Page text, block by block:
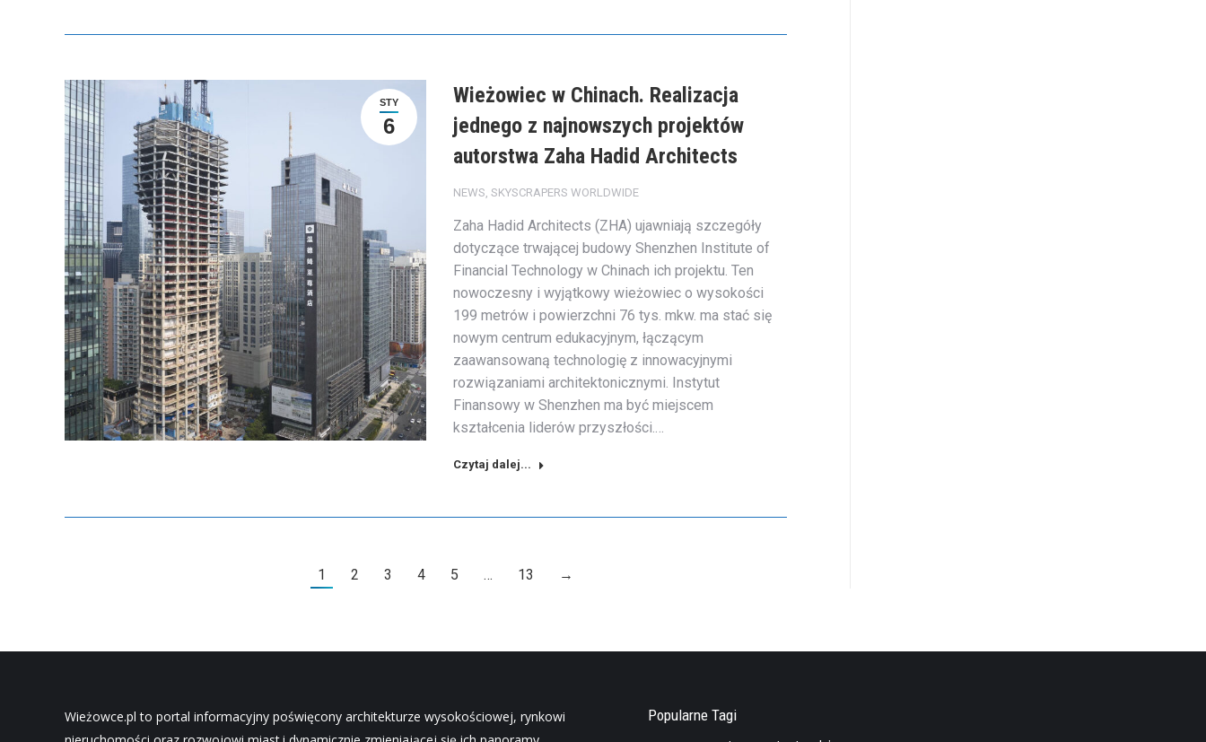
STY
6
Wieżowiec w Chinach. Realizacja
jednego z najnowszych projektów
autorstwa Zaha Hadid Architects
NEWS SKYSCRAPERS WORLDWIDE
Zaha Hadid Architects (ZHA) ujawniają szczegóły
dotyczące trwającej budowy Shenzhen Institute of
Financial Technology w Chinach ich projektu. Ten
nowoczesny i wyjątkowy wieżowiec o wysokości
199 metrów i powierzchni 76 tys. mkw. ma stać się
nowym centrum edukacyjnym, łączącym
zaawansowaną technologię z innowacyjnymi
rozwiązaniami architektonicznymi. Instytut
Finansowy w Shenzhen ma być miejscem
kształcenia liderów przyszłości.…
Czytaj dalej...
1 2 3 4 5 … 13 →
Wieżowce.pl to portal informacyjny poświęcony architekturze wysokościowej, rynkowi
Popularne Tagi